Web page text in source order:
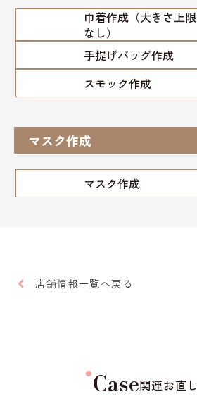
巾着作成（大きさ上限
なし）
手提げバッグ作成
スモック作成
マスク作成
マスク作成
店舗情報一覧へ戻る
Case関連お直